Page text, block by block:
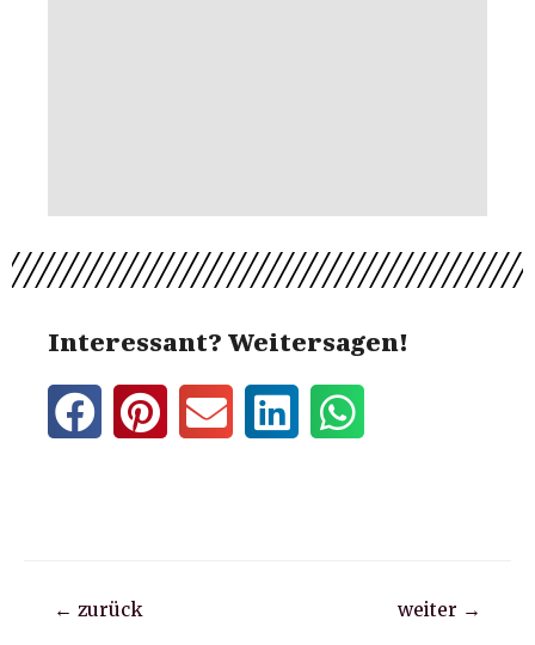
Interessant? Weitersagen!
← zurück weiter →